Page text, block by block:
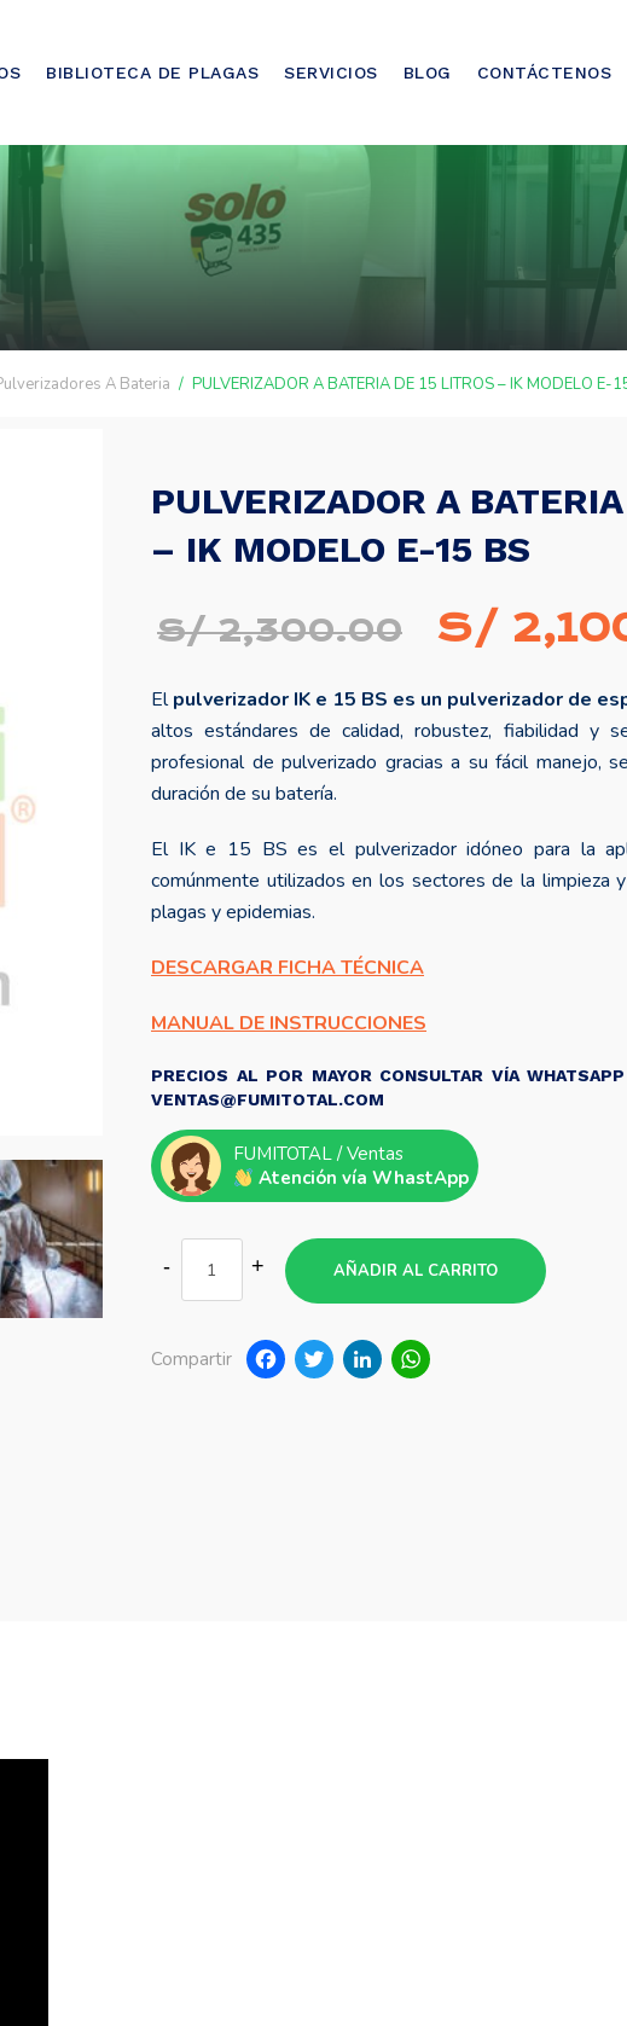
BIBLIOTECA DE PLAGAS SERVICIOS BLOG CONTÁCTENOS
A Bateria PULVERIZADOR A BATERIA DE 15 LITROS – IK MODELO E-
PULVERIZADOR A
– IK MODELO E-15 BS
S/2,300.00
El
original
era:
S/
Elpulverizador IK e 15 BS es un pulverizador de
altos estándares de calidad, robustez, fiabilidad y
profesional de pulverizado gracias a su fácil manejo,
duración de su batería.
El IK e 15 BS es el pulverizador idóneo para la
comúnmente utilizados en los sectores de la limpieza
plagas y epidemias.
DESCARGAR FICHA TÉCNICA
MANUAL DE INSTRUCCIONES
PRECIOS AL POR MAYOR CONSULTAR VÍA
VENTAS@FUMITOTAL.COM
FUMITOTAL / Ventas
Atención vía WhastApp
AÑADIR AL CARRITO
Compartir Facebook
TwitterLinkedIn